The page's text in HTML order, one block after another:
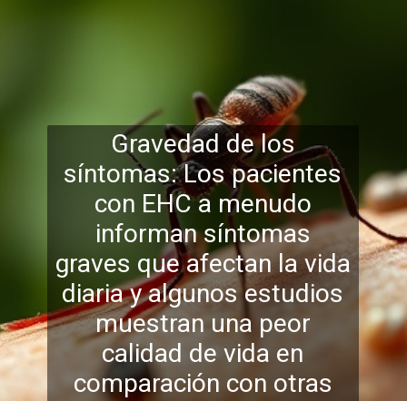
Gravedad de los
síntomas: Los pacientes
con EHC a menudo
informan síntomas
graves que afectan la vida
diaria y algunos estudios
muestran una peor
calidad de vida en
comparación con otras